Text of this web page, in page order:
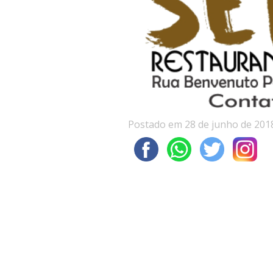
Postado em 28 de junho de